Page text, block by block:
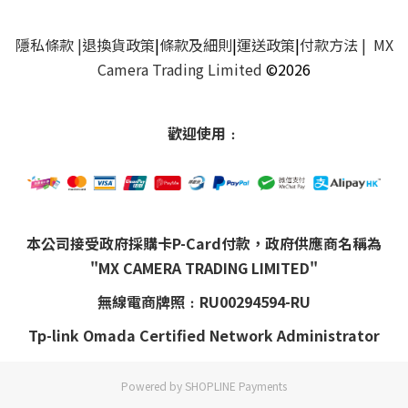
隱私條款|退換貨政策|條款及細則|運送政策|付款方法| MX
Camera Trading Limited ©2026
歡迎使用﹕
本公司接受政府採購卡P-Card付款，政府供應商名稱為
"MX CAMERA TRADING LIMITED"
無線電商牌照﹕RU00294594-RU
Tp-link Omada Certified Network Administrator
Powered by SHOPLINE Payments